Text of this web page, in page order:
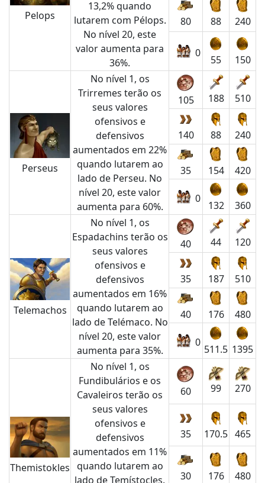
Pelops
13,2% quando
lutarem com Pélops.
No nível 20, este
valor aumenta para
36%.
80 88 240
0
55 150
Perseus
No nível 1, os
Trirremes terão os
seus valores
ofensivos e
defensivos
aumentados em 22%
quando lutarem ao
lado de Perseu. No
nível 20, este valor
aumenta para 60%.
105 188 510
140 88 240
35 154 420
0
132 360
Telemachos
No nível 1, os
Espadachins terão os
seus valores
ofensivos e
defensivos
aumentados em 16%
quando lutarem ao
lado de Telémaco. No
nível 20, este valor
aumenta para 35%.
40 44 120
35 187 510
40 176 480
0
511.5 1395
Themistokles
No nível 1, os
Fundibulários e os
Cavaleiros terão os
seus valores
ofensivos e
defensivos
aumentados em 11%
quando lutarem ao
lado de Temístocles.
60 99 270
35 170.5 465
30 176 480